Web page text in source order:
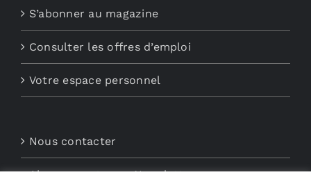
S’abonner au magazine
Consulter les offres d’emploi
Votre espace personnel
Nous contacter
Abonnements aux Newsletters